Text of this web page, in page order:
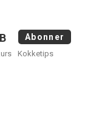
Abonner
Kokketips